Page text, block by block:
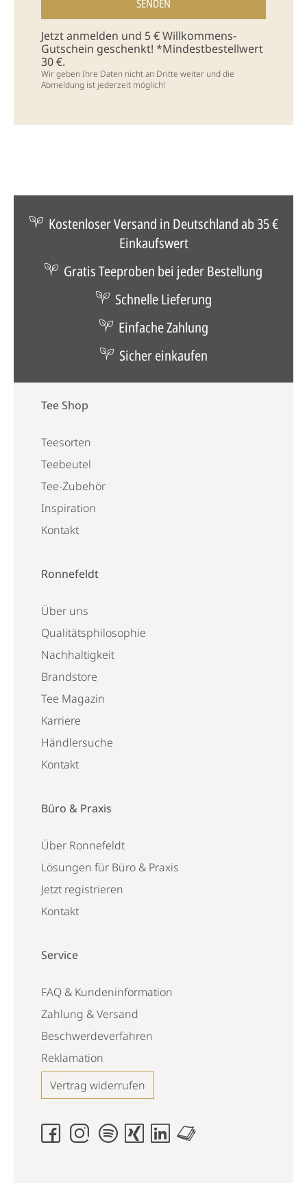
Jetzt anmelden und 5 € Willkommens-
Gutschein geschenkt! *Mindestbestellwert
30 €.
Wir geben Ihre Daten nicht an Dritte weiter und die
Abmeldung ist jederzeit möglich!
Kostenloser Versand in Deutschland ab 35 €
Einkaufswert
Gratis Teeproben bei jeder Bestellung
Schnelle Lieferung
Einfache Zahlung
Sicher einkaufen
Tee Shop
Teesorten
Teebeutel
Tee-Zubehör
Inspiration
Kontakt
Ronnefeldt
Über uns
Qualitätsphilosophie
Nachhaltigkeit
Brandstore
Tee Magazin
Karriere
Händlersuche
Kontakt
Büro & Praxis
Über Ronnefeldt
Lösungen für Büro & Praxis
Jetzt registrieren
Kontakt
Service
FAQ & Kundeninformation
Zahlung & Versand
Beschwerdeverfahren
Reklamation
Vertrag widerrufen